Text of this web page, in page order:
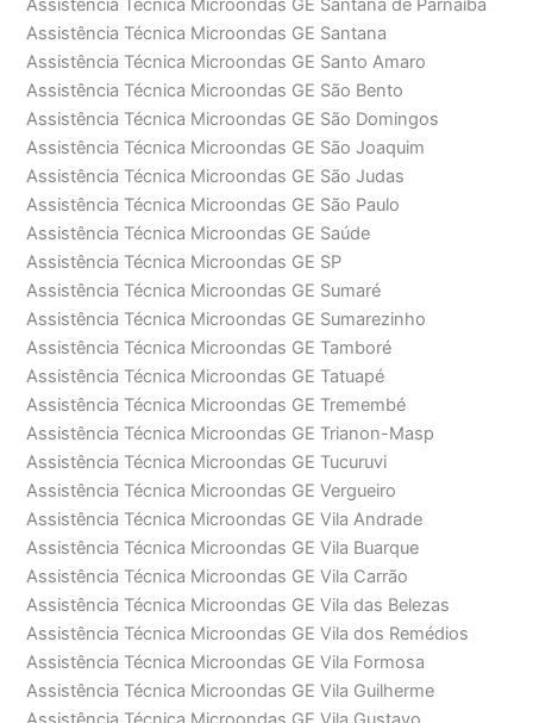
Assistência Técnica Microondas GE Santana de Parnaíba
Assistência Técnica Microondas GE Santana
Assistência Técnica Microondas GE Santo Amaro
Assistência Técnica Microondas GE São Bento
Assistência Técnica Microondas GE São Domingos
Assistência Técnica Microondas GE São Joaquim
Assistência Técnica Microondas GE São Judas
Assistência Técnica Microondas GE São Paulo
Assistência Técnica Microondas GE Saúde
Assistência Técnica Microondas GE SP
Assistência Técnica Microondas GE Sumaré
Assistência Técnica Microondas GE Sumarezinho
Assistência Técnica Microondas GE Tamboré
Assistência Técnica Microondas GE Tatuapé
Assistência Técnica Microondas GE Tremembé
Assistência Técnica Microondas GE Trianon-Masp
Assistência Técnica Microondas GE Tucuruvi
Assistência Técnica Microondas GE Vergueiro
Assistência Técnica Microondas GE Vila Andrade
Assistência Técnica Microondas GE Vila Buarque
Assistência Técnica Microondas GE Vila Carrão
Assistência Técnica Microondas GE Vila das Belezas
Assistência Técnica Microondas GE Vila dos Remédios
Assistência Técnica Microondas GE Vila Formosa
Assistência Técnica Microondas GE Vila Guilherme